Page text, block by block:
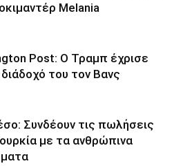
Melania
Post: Ο Τραμπ έχρισε
του τον Βανς
Συνδέουν τις πωλήσεις
με τα ανθρώπινα